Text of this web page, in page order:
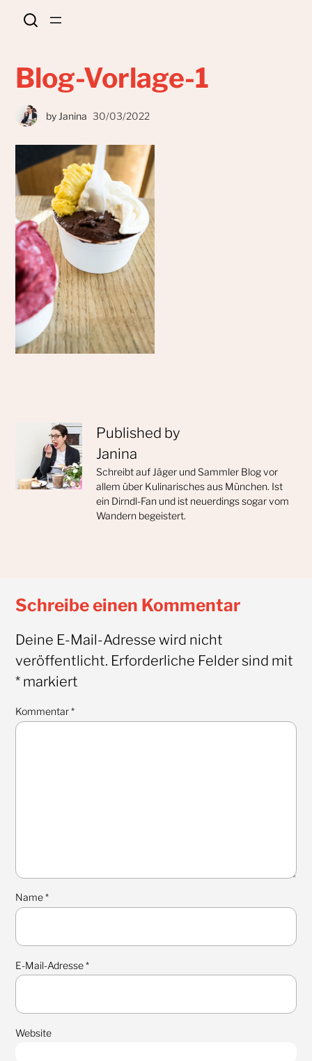
Blog-Vorlage-1
by Janina 30/03/2022
Published by
Janina
Schreibt auf Jäger und Sammler Blog vor
allem über Kulinarisches aus München. Ist
ein Dirndl-Fan und ist neuerdings sogar vom
Wandern begeistert.
Schreibe einen Kommentar
Deine E-Mail-Adresse wird nicht
veröffentlicht. Erforderliche Felder sind mit
*markiert
Kommentar*
Name*
E-Mail-Adresse*
Website